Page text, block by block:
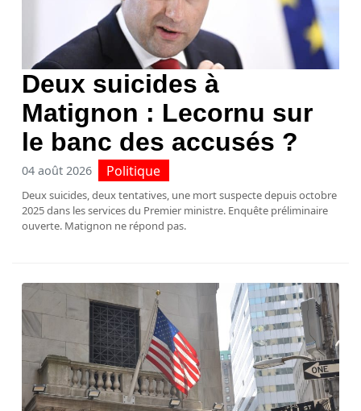
Deux suicides à
Matignon : Lecornu sur
le banc des accusés ?
04 août 2026 Politique
Deux suicides, deux tentatives, une mort suspecte depuis octobre
2025 dans les services du Premier ministre. Enquête préliminaire
ouverte. Matignon ne répond pas.